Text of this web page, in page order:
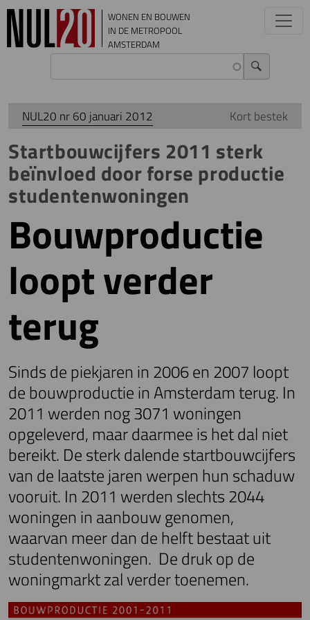
Overslaan en naar de inhoud gaan
WONEN EN BOUWEN
IN DE METROPOOL
AMSTERDAM
NUL20 nr 60 januari 2012 Kort bestek
Startbouwcijfers 2011 sterk
beïnvloed door forse productie
studentenwoningen
Bouwproductie
loopt verder
terug
Sinds de piekjaren in 2006 en 2007 loopt
de bouwproductie in Amsterdam terug. In
2011 werden nog 3071 woningen
opgeleverd, maar daarmee is het dal niet
bereikt. De sterk dalende startbouwcijfers
van de laatste jaren werpen hun schaduw
vooruit. In 2011 werden slechts 2044
woningen in aanbouw genomen,
waarvan meer dan de helft bestaat uit
studentenwoningen. De druk op de
woningmarkt zal verder toenemen.